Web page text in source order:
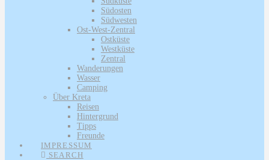
Südosten
Südwesten
Ost-West-Zentral
Ostküste
Westküste
Zentral
Wanderungen
Wasser
Camping
Über Kreta
Reisen
Hintergrund
Tipps
Freunde
IMPRESSUM
SEARCH